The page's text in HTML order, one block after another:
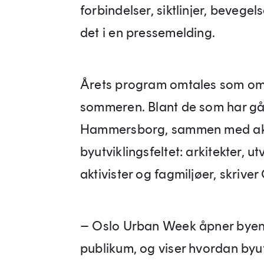
forbindelser, siktlinjer,
det i en pressemelding.
Årets program omtales som
sommeren. Blant de som har
Hammersborg, sammen med
byutviklingsfeltet: arkitekter,
aktivister og fagmiljøer, skriver
– Oslo Urban Week åpner
publikum, og viser hvordan